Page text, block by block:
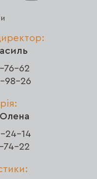
76-62
98-26
24-14
74-22